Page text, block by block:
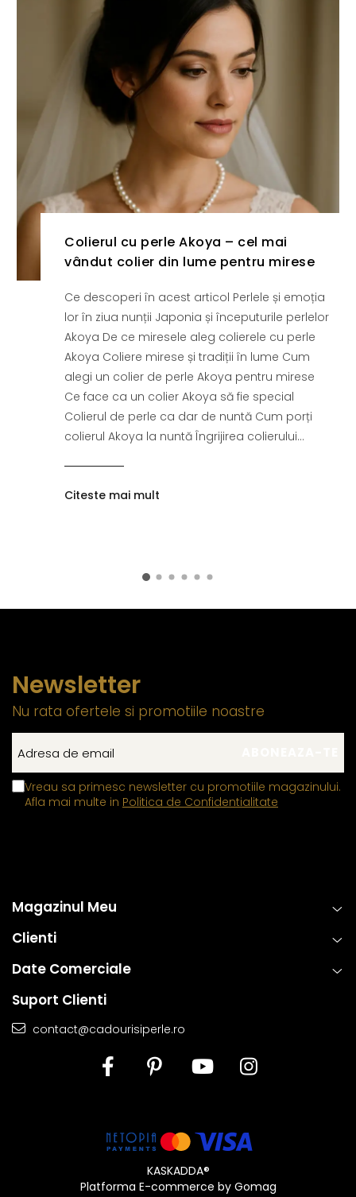
Colierul cu perle Akoya – cel mai
vândut colier din lume pentru mirese
Ce descoperi în acest articol Perlele și emoția
lor în ziua nunții Japonia și începuturile perlelor
Akoya De ce miresele aleg colierele cu perle
Akoya Coliere mirese și tradiții în lume Cum
alegi un colier de perle Akoya pentru mirese
Ce face ca un colier Akoya să fie special
Colierul de perle ca dar de nuntă Cum porți
colierul Akoya la nuntă Îngrijirea colierului...
Citeste mai mult
Newsletter
Nu rata ofertele si promotiile noastre
Vreau sa primesc newsletter cu promotiile magazinului.
Afla mai multe in Politica de Confidentialitate
Magazinul Meu
Clienti
Date Comerciale
Suport Clienti
contact@cadourisiperle.ro
KASKADDA®
Platforma E-commerce by Gomag